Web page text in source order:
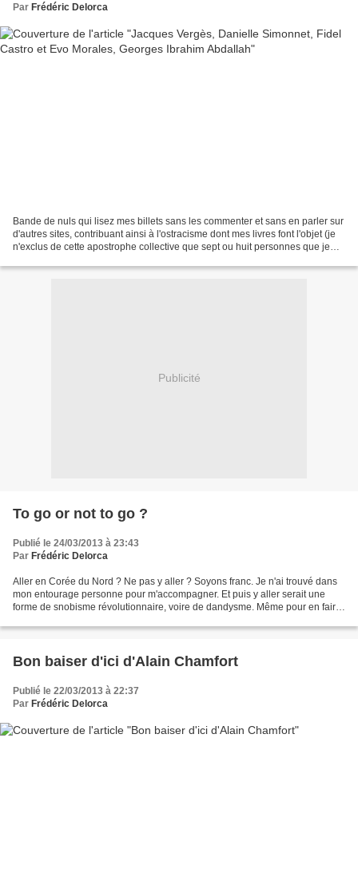
Par Frédéric Delorca
Bande de nuls qui lisez mes billets sans les commenter et sans en parler sur
d'autres sites, contribuant ainsi à l'ostracisme dont mes livres font l'objet (je
n'exclus de cette apostrophe collective que sept ou huit personnes que je
Publicité
To go or not to go ?
Publié le 24/03/2013 à 23:43
Par Frédéric Delorca
Aller en Corée du Nord ? Ne pas y aller ? Soyons franc. Je n'ai trouvé dans
mon entourage personne pour m'accompagner. Et puis y aller serait une
forme de snobisme révolutionnaire, voire de dandysme. Même pour en faire
Bon baiser d'ici d'Alain Chamfort
Publié le 22/03/2013 à 22:37
Par Frédéric Delorca